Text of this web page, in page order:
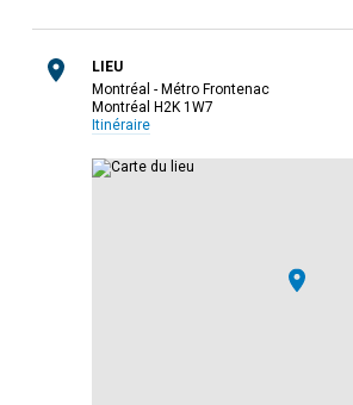
LIEU
Montréal - Métro Frontenac
Montréal H2K 1W7
Itinéraire